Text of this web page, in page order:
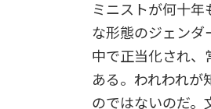
ミニストが何十
な形態のジェンダ
中で正当化され、
ある。われわれが
のではないのだ。